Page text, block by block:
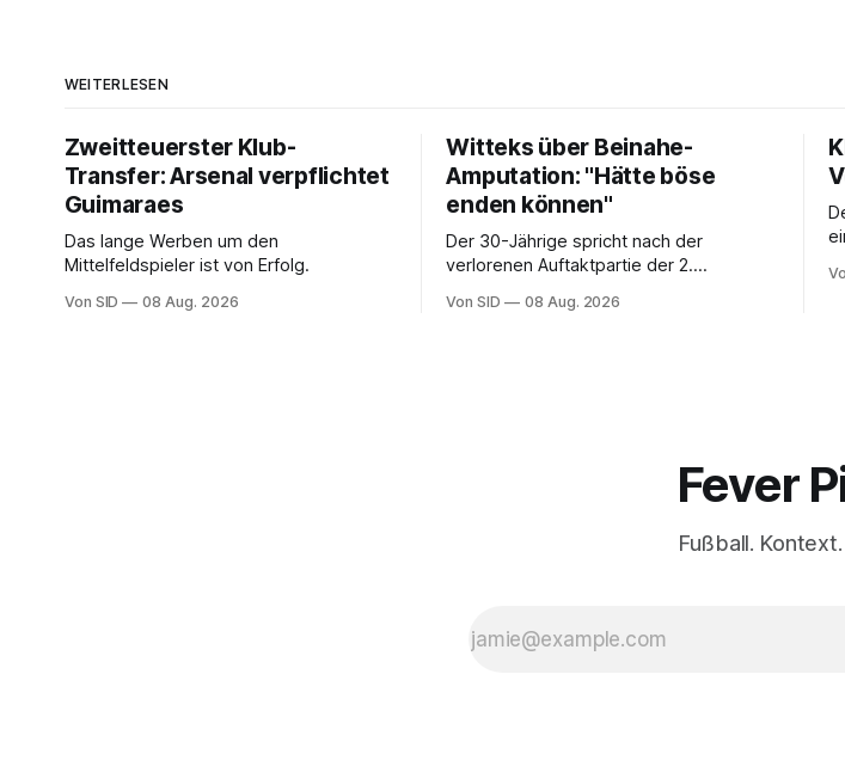
WEITERLESEN
Zweitteuerster Klub-
Transfer: Arsenal verpflichtet
Guimaraes
Das lange Werben um den
Mittelfeldspieler ist von Erfolg.
Von SID 08 Aug. 2026
Witteks über Beinahe-
Amputation: "Hätte böse
enden können"
Der 30-Jährige spricht nach der
verlorenen Auftaktpartie der 2.
Schreckensstunden.
Von SID 08 Aug. 2026
Fever
Fußball.